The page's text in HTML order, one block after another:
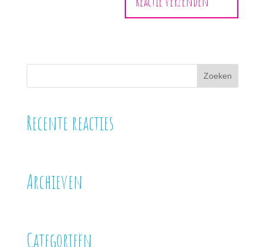
Recente reacties
Archieven
Categorieën